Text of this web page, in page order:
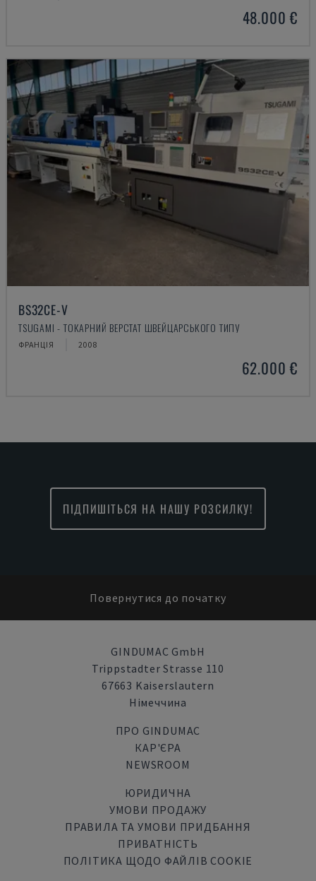
48.000 €
BS32CE-V
TSUGAMI - ТОКАРНИЙ ВЕРСТАТ ШВЕЙЦАРСЬКОГО ТИПУ
ФРАНЦІЯ 2008
62.000 €
ПІДПИШІТЬСЯ НА НАШУ РОЗСИЛКУ!
Повернутися до початку
GINDUMAC GmbH
Trippstadter Strasse 110
67663 Kaiserslautern
Німеччина
ПРО GINDUMAC
КАР'ЄРА
NEWSROOM
ЮРИДИЧНА
УМОВИ ПРОДАЖУ
ПРАВИЛА ТА УМОВИ ПРИДБАННЯ
ПРИВАТНІСТЬ
ПОЛІТИКА ЩОДО ФАЙЛІВ COOKIE